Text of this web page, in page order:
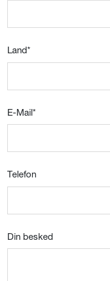
Land*
E-Mail*
Telefon
Din besked